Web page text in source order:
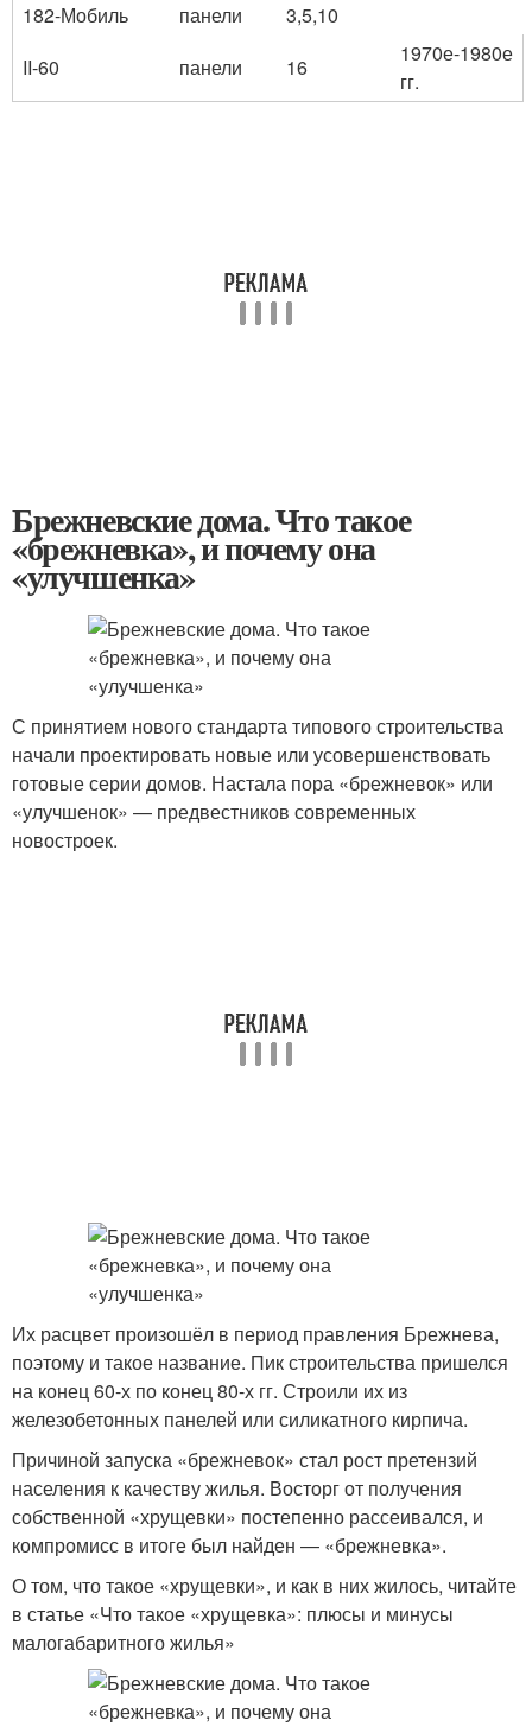
182-Мобиль
панели
3,5,10
II-60
панели 16
1970е-1980е
гг.
Брежневские дома. Что такое
«брежневка», и почему она
«улучшенка»
С принятием нового стандарта типового строительства
начали проектировать новые или усовершенствовать
готовые серии домов. Настала пора «брежневок» или
«улучшенок» — предвестников современных
новостроек.
Их расцвет произошёл в период правления Брежнева,
поэтому и такое название. Пик строительства пришелся
на конец 60-х по конец 80-х гг. Строили их из
железобетонных панелей или силикатного кирпича.
Причиной запуска «брежневок» стал рост претензий
населения к качеству жилья. Восторг от получения
собственной «хрущевки» постепенно рассеивался, и
компромисс в итоге был найден — «брежневка».
О том, что такое «хрущевки», и как в них жилось, читайте
в статье «Что такое «хрущевка»: плюсы и минусы
малогабаритного жилья»